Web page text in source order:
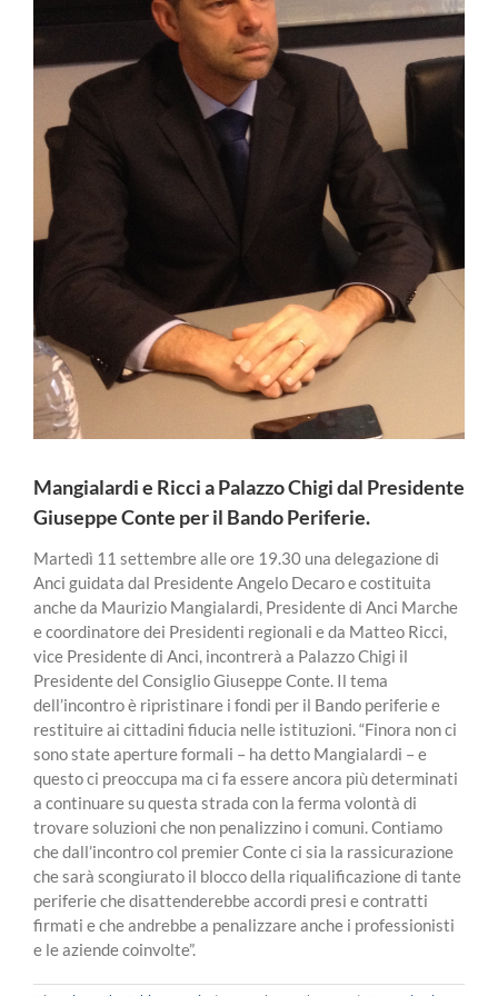
Mangialardi e Ricci a Palazzo Chigi dal Presidente
Giuseppe Conte per il Bando Periferie.
Martedì 11 settembre alle ore 19.30 una delegazione di
Anci guidata dal Presidente Angelo Decaro e costituita
anche da Maurizio Mangialardi, Presidente di Anci Marche
e coordinatore dei Presidenti regionali e da Matteo Ricci,
vice Presidente di Anci, incontrerà a Palazzo Chigi il
Presidente del Consiglio Giuseppe Conte. Il tema
dell’incontro è ripristinare i fondi per il Bando periferie e
restituire ai cittadini fiducia nelle istituzioni. “Finora non ci
sono state aperture formali – ha detto Mangialardi – e
questo ci preoccupa ma ci fa essere ancora più determinati
a continuare su questa strada con la ferma volontà di
trovare soluzioni che non penalizzino i comuni. Contiamo
che dall’incontro col premier Conte ci sia la rassicurazione
che sarà scongiurato il blocco della riqualificazione di tante
periferie che disattenderebbe accordi presi e contratti
firmati e che andrebbe a penalizzare anche i professionisti
e le aziende coinvolte”.